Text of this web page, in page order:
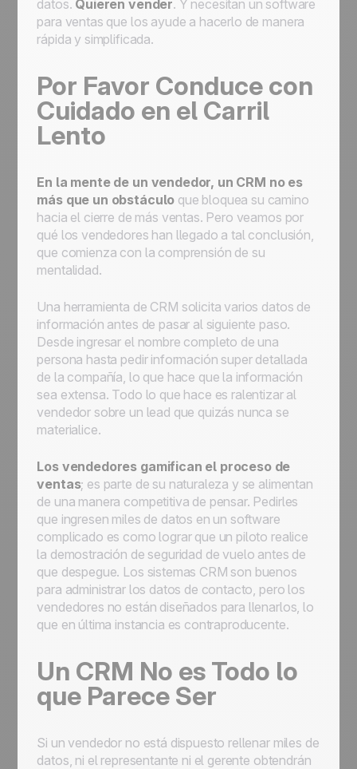
datos. Quieren vender. Y necesitan un software
para ventas que los ayude a hacerlo de manera
rápida y simplificada.
Por Favor Conduce con
Cuidado en el Carril
Lento
En la mente de un vendedor, un CRM no es
más que un obstáculo que bloquea su camino
hacia el cierre de más ventas. Pero veamos por
qué los vendedores han llegado a tal conclusión,
que comienza con la comprensión de su
mentalidad.
Una herramienta de CRM solicita varios datos de
información antes de pasar al siguiente paso.
Desde ingresar el nombre completo de una
persona hasta pedir información super detallada
de la compañía, lo que hace que la información
sea extensa. Todo lo que hace es ralentizar al
vendedor sobre un lead que quizás nunca se
materialice.
Los vendedores gamifican el proceso de
ventas; es parte de su naturaleza y se alimentan
de una manera competitiva de pensar. Pedirles
que ingresen miles de datos en un software
complicado es como lograr que un piloto realice
la demostración de seguridad de vuelo antes de
que despegue. Los sistemas CRM son buenos
para administrar los datos de contacto, pero los
vendedores no están diseñados para llenarlos, lo
que en última instancia es contraproducente.
Un CRM No es Todo lo
que Parece Ser
Si un vendedor no está dispuesto rellenar miles de
datos, ni el representante ni el gerente obtendrán